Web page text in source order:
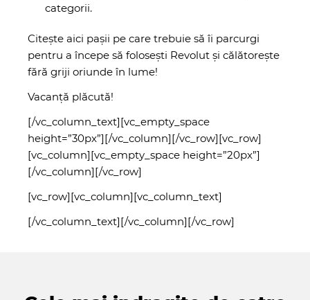
categorii.
Citește aici pașii pe care trebuie să îi parcurgi
pentru a începe să folosești Revolut și călătorește
fără griji oriunde în lume!
Vacanță plăcută!
[/vc_column_text][vc_empty_space
height=”30px”][/vc_column][/vc_row][vc_row]
[vc_column][vc_empty_space height=”20px”]
[/vc_column][/vc_row]
[vc_row][vc_column][vc_column_text]
[/vc_column_text][/vc_column][/vc_row]